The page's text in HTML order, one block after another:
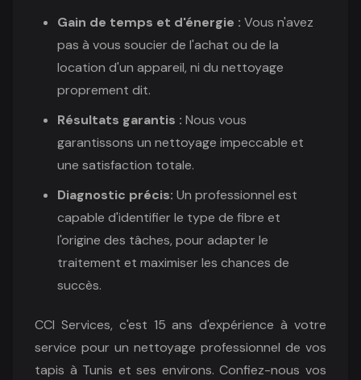
Gain de temps et d'énergie : Vous n'avez
pas à vous soucier de l'achat ou de la
location d'un appareil, ni du nettoyage
proprement dit.
Résultats garantis : Nous vous
garantissons un nettoyage impeccable et
une satisfaction totale.
Diagnostic précis: Un professionnel est
capable d'identifier le type de fibre et
l'origine des tâches, pour adapter le
traitement et maximiser les chances de
succès.
CCI Services, c'est 15 ans d'expérience à votre
service pour un nettoyage professionnel de vos
tapis à Tunis et ses environs. Confiez-nous vos